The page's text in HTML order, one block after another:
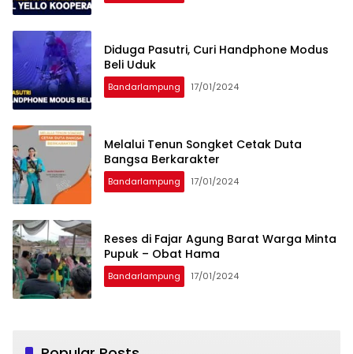
Diduga Pasutri, Curi Handphone Modus
Beli Uduk
Bandarlampung 17/01/2024
Melalui Tenun Songket Cetak Duta
Bangsa Berkarakter
Bandarlampung 17/01/2024
Reses di Fajar Agung Barat Warga Minta
Pupuk – Obat Hama
Bandarlampung 17/01/2024